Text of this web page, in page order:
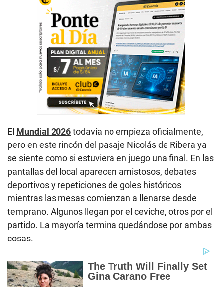
El Mundial 2026todavía no empieza oficialmente,
pero en este rincón del pasaje Nicolás de Ribera ya
se siente como si estuviera en juego una final. En las
pantallas del local aparecen amistosos, debates
deportivos y repeticiones de goles históricos
mientras las mesas comienzan a llenarse desde
temprano. Algunos llegan por el ceviche, otros por el
partido. La mayoría termina quedándose por ambas
cosas.